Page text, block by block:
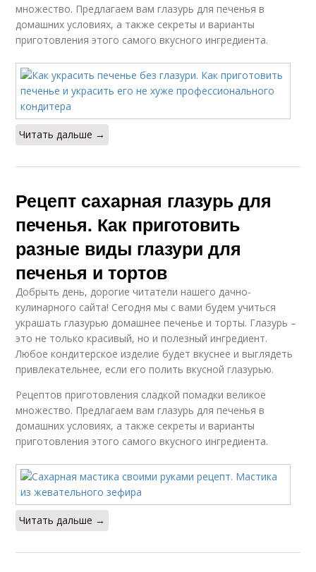
множество. Предлагаем вам глазурь для печенья в
домашних условиях, а также секреты и варианты
приготовления этого самого вкусного ингредиента.
Читать дальше →
Рецепт сахарная глазурь для
печенья. Как приготовить
разные виды глазури для
печенья и тортов
Добрыть день, дорогие читатели нашего дачно-
кулинарного сайта! Сегодня мы с вами будем учиться
украшать глазурью домашнее печенье и торты. Глазурь –
это не только красивый, но и полезный ингредиент.
Любое кондитерское изделие будет вкуснее и выглядеть
привлекательнее, если его полить вкусной глазурью.
Рецептов приготовления сладкой помадки великое
множество. Предлагаем вам глазурь для печенья в
домашних условиях, а также секреты и варианты
приготовления этого самого вкусного ингредиента.
Читать дальше →